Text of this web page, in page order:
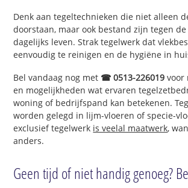
Denk aan tegeltechnieken die niet alleen
doorstaan, maar ook bestand zijn tegen
dagelijks leven. Strak tegelwerk dat
eenvoudig te reinigen en de hygiëne in
Bel vandaag nog met ☎ 0513-226019 voor
en mogelijkheden wat ervaren
woning of bedrijfspand kan betekenen.
worden gelegd in lijm-vloeren of specie-
exclusief tegelwerk is veelal maatwerk,
anders.
Geen tijd of niet handig genoeg?